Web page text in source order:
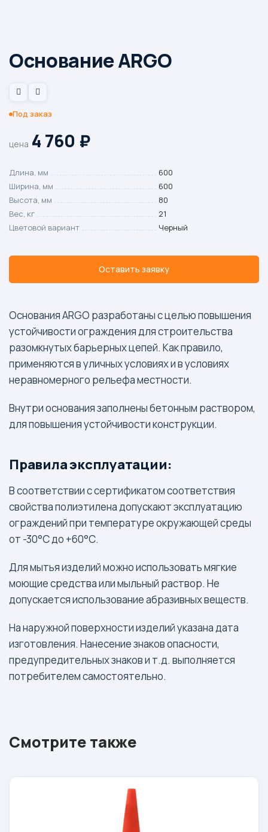
Основание ARGO
Под заказ
цена 4 760 ₽
Длина, мм
600
Ширина, мм
600
Высота, мм
80
Вес, кг
21
Цветовой вариант
Черный
Оставить заявку
Основания ARGO разработаны с целью повышения
устойчивости ограждения для строительства
разомкнутых барьерных цепей. Как правило,
применяются в уличных условиях и в условиях
неравномерного рельефа местности.
Внутри основания заполнены бетонным раствором,
для повышения устойчивости конструкции.
Правила эксплуатации:
В соответствии с сертификатом соответствия
свойства полиэтилена допускают эксплуатацию
ограждений при температуре окружающей среды
от -30°С до +60°С.
Для мытья изделий можно использовать мягкие
моющие средства или мыльный раствор. Не
допускается использование абразивных веществ.
На наружной поверхности изделий указана дата
изготовления. Нанесение знаков опасности,
предупредительных знаков и т.д. выполняется
потребителем самостоятельно.
Смотрите также